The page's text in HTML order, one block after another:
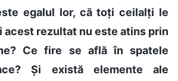
egalul lor, că toți ceilalți le
acest rezultat nu este atins prin
Ce fire se află în spatele
Și există elemente ale